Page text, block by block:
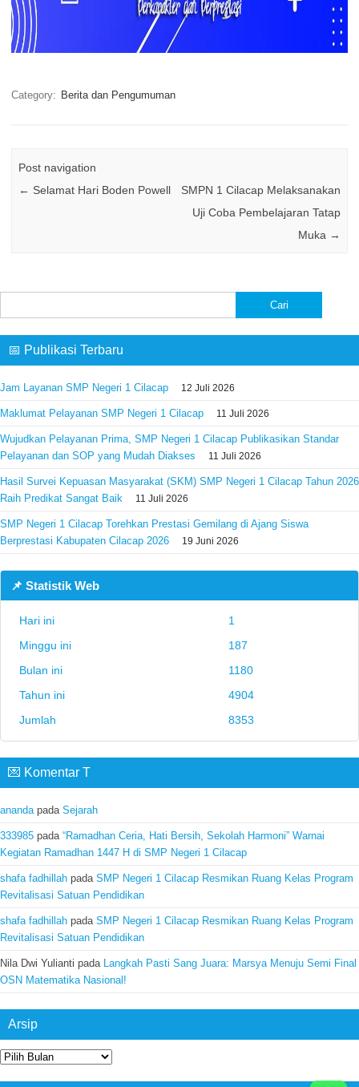
Category: Berita dan Pengumuman
Post navigation
← Selamat Hari Boden Powell
SMPN 1 Cilacap Melaksanakan
Uji Coba Pembelajaran Tatap
Muka →
untuk:
📅 Publikasi Terbaru
Jam Layanan SMP Negeri 1 Cilacap 12 Juli 2026
Maklumat Pelayanan SMP Negeri 1 Cilacap 11 Juli 2026
Wujudkan Pelayanan Prima, SMP Negeri 1 Cilacap Publikasikan Standar
Pelayanan dan SOP yang Mudah Diakses
11 Juli 2026
Hasil Survei Kepuasan Masyarakat (SKM) SMP Negeri 1 Cilacap Tahun 2026
Raih Predikat Sangat Baik
11 Juli 2026
SMP Negeri 1 Cilacap Torehkan Prestasi Gemilang di Ajang Siswa
Berprestasi Kabupaten Cilacap 2026
19 Juni 2026
📌 Statistik Web
Hari ini
1
Minggu ini
187
Bulan ini
1180
Tahun ini
4904
Jumlah
8353
💌 Komentar T
ananda pada Sejarah
333985 pada “Ramadhan Ceria, Hati Bersih, Sekolah Harmoni” Warnai
Kegiatan Ramadhan 1447 H di SMP Negeri 1 Cilacap
shafa fadhillah pada SMP Negeri 1 Cilacap Resmikan Ruang Kelas Program
Revitalisasi Satuan Pendidikan
shafa fadhillah pada SMP Negeri 1 Cilacap Resmikan Ruang Kelas Program
Revitalisasi Satuan Pendidikan
Nila Dwi Yulianti pada
Langkah Pasti Sang Juara: Marsya Menuju Semi Final
OSN Matematika Nasional!
Arsip
Arsip